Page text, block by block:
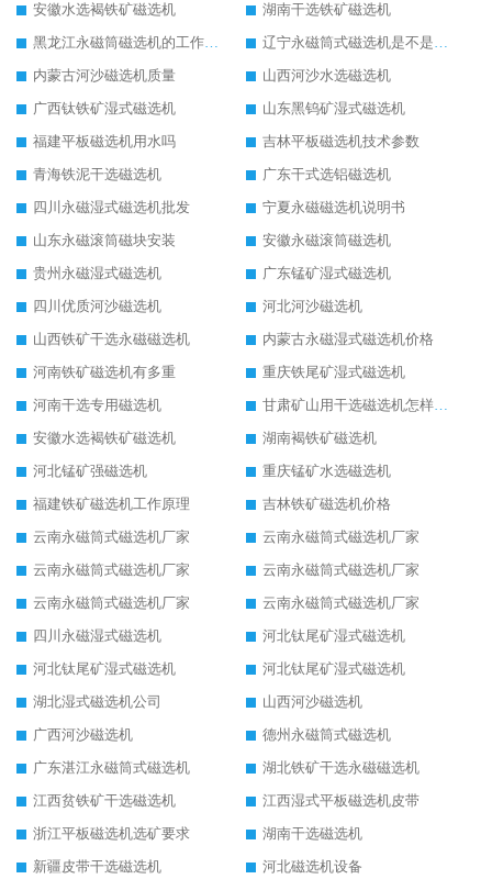
安徽水选褐铁矿磁选机
湖南干选铁矿磁选机
黑龙江永磁筒磁选机的工作原理
辽宁永磁筒式磁选机是不是强磁
内蒙古河沙磁选机质量
山西河沙水选磁选机
广西钛铁矿湿式磁选机
山东黑钨矿湿式磁选机
福建平板磁选机用水吗
吉林平板磁选机技术参数
青海铁泥干选磁选机
广东干式选铝磁选机
四川永磁湿式磁选机批发
宁夏永磁磁选机说明书
山东永磁滚筒磁块安装
安徽永磁滚筒磁选机
贵州永磁湿式磁选机
广东锰矿湿式磁选机
四川优质河沙磁选机
河北河沙磁选机
山西铁矿干选永磁磁选机
内蒙古永磁湿式磁选机价格
河南铁矿磁选机有多重
重庆铁尾矿湿式磁选机
河南干选专用磁选机
甘肃矿山用干选磁选机怎样调磁
安徽水选褐铁矿磁选机
湖南褐铁矿磁选机
河北锰矿强磁选机
重庆锰矿水选磁选机
福建铁矿磁选机工作原理
吉林铁矿磁选机价格
云南永磁筒式磁选机厂家
云南永磁筒式磁选机厂家
云南永磁筒式磁选机厂家
云南永磁筒式磁选机厂家
云南永磁筒式磁选机厂家
云南永磁筒式磁选机厂家
四川永磁湿式磁选机
河北钛尾矿湿式磁选机
河北钛尾矿湿式磁选机
河北钛尾矿湿式磁选机
湖北湿式磁选机公司
山西河沙磁选机
广西河沙磁选机
德州永磁筒式磁选机
广东湛江永磁筒式磁选机
湖北铁矿干选永磁磁选机
江西贫铁矿干选磁选机
江西湿式平板磁选机皮带
浙江平板磁选机选矿要求
湖南干选磁选机
新疆皮带干选磁选机
河北磁选机设备